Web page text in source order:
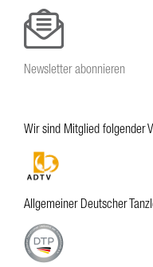
Newsletter abonnieren
Wir sind Mitglied folgender
Allgemeiner Deutscher